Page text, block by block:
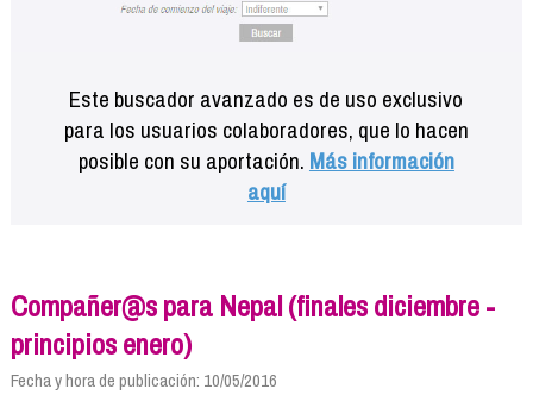
Este buscador avanzado es de uso exclusivo
para los usuarios colaboradores, que lo hacen
posible con su aportación. Más información
aquí
Compañer@s para Nepal (finales diciembre -
principios enero)
Fecha y hora de publicación: 10/05/2016